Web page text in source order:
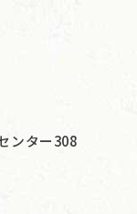
ンター308